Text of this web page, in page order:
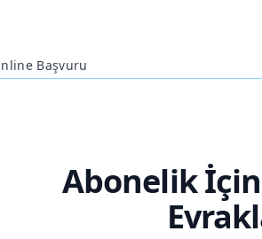
Başvuru
Abonelik